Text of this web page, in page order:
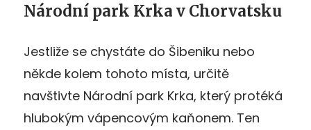
Národní park Krka v Chorvatsku
Jestliže se chystáte do Šibeniku nebo
někde kolem tohoto místa, určitě
navštivte Národní park Krka, který protéká
hlubokým vápencovým kaňonem. Ten